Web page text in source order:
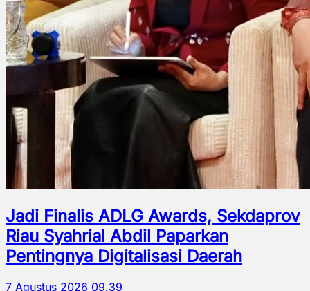
Jadi Finalis ADLG Awards, Sekdaprov
Riau Syahrial Abdil Paparkan
Pentingnya Digitalisasi Daerah
7 Agustus 2026 09.39